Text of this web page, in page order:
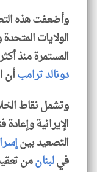
وأضعفت هذه
الولايات
المستمرة منذ
دونالد ترامبأن
وتشمل نقاط
الإيرانية وإعادة
التصعيد بين
فيلبنانمن